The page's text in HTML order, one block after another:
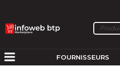
FOURNISSEURS